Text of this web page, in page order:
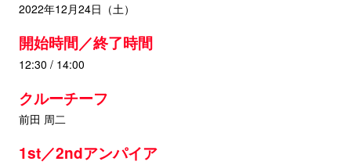
2022年12月24日（土）
開始時間／終了時間
12:30 / 14:00
クルーチーフ
前田 周二
1st／2ndアンパイア